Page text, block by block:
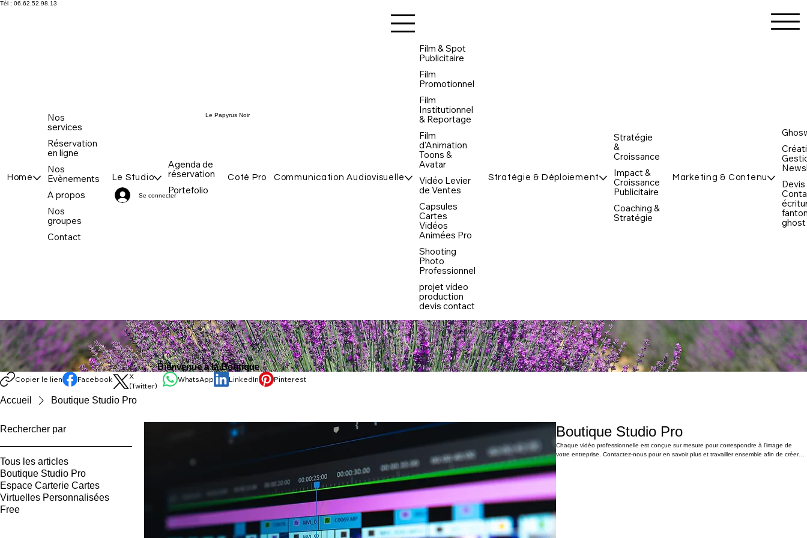
Le Papyrus Noir
Home
Nos
services
Réservation
en ligne
Nos
Evènements
A propos
Nos
groupes
Contact
Le Studio
Agenda de
réservation
Portefolio
Coté Pro Communication Audiovisuelle
Film & Spot
Publicitaire
Film
Promotionnel
Film
Institutionnel
& Reportage
Film
d'Animation
Toons &
Avatar
Vidéo Levier
de Ventes
Capsules
Cartes
Vidéos
Animées Pro
Shooting
Photo
Professionnel
projet video
production
devis contact
Stratégie & Déploiement
Stratégie
&
Croissance
Impact &
Croissance
Publicitaire
Coaching &
Stratégie
Marketing & Contenu
Devis
ghost
Se connecter
Tél : 06.62.52.98.13
Bienvenue à la Boutique
Copier le lien Facebook
X
(Twitter)
WhatsApp LinkedIn Pinterest
Accueil Boutique Studio Pro
Rechercher par
Tous les articles
Boutique Studio Pro
Espace Carterie Cartes
Virtuelles Personnalisées
Free
Boutique Studio Pro
Chaque vidéo professionnelle est conçue sur mesure pour correspondre à l'image de
votre entreprise. Contactez-nous pour en savoir plus et travailler ensemble afin de créer